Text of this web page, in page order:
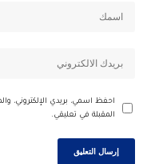
احفظ اسمي، بريدي الإلكتروني،
المقبلة في تعليقي.